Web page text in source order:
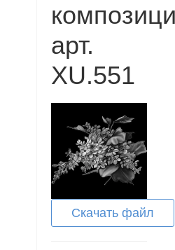
арт.
XU.551
Скачать файл